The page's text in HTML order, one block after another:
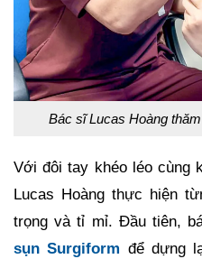
Bác sĩ Lucas Hoàng
Với đôi tay khéo léo cùng
Lucas Hoàng thực hiện
trọng và tỉ mỉ. Đầu tiên,
sụn Surgiform để dựng